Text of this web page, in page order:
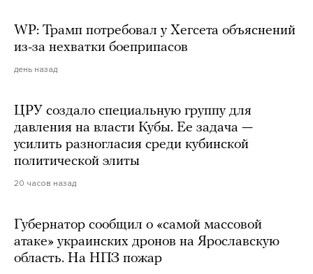
WP: Трамп потребовал у Хегсета объяснений
из-за нехватки боеприпасов
день назад
ЦРУ создало специальную группу для
давления на власти Кубы. Ее задача —
усилить разногласия среди кубинской
политической элиты
20 часов назад
Губернатор сообщил о «самой массовой
атаке» украинских дронов на Ярославскую
область. На НПЗ пожар